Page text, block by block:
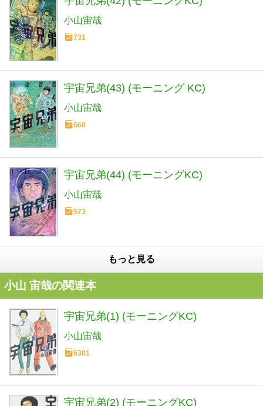
小山宙哉
731
宇宙兄弟(43) (モーニング KC)
小山宙哉
660
宇宙兄弟(44) (モーニングKC)
小山宙哉
573
もっと見る
小山 宙哉の関連本
宇宙兄弟(1) (モーニングKC)
小山宙哉
6301
宇宙兄弟(2) (モーニングKC)